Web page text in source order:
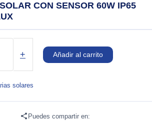
CON SENSOR 60W IP65
+ Añadir al carrito
solares
Puedes compartir en: